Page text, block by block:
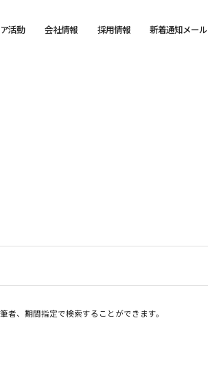
活動 会社情報 採用情報 新着通知メール
者、期間指定で検索することができます。